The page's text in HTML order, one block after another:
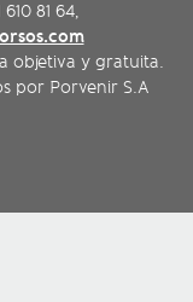
81 64,
objetiva y gratuita.
por Porvenir S.A